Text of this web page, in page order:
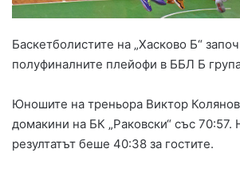
Баскетболистите на „Хасково Б“
полуфиналните плейофи в ББЛ Б
Юношите на треньора Виктор Колянов
домакини на БК „Раковски“ със 70:57.
резултатът беше 40:38 за гостите.